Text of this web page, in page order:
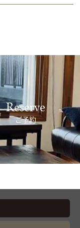
Reserve
ご予約